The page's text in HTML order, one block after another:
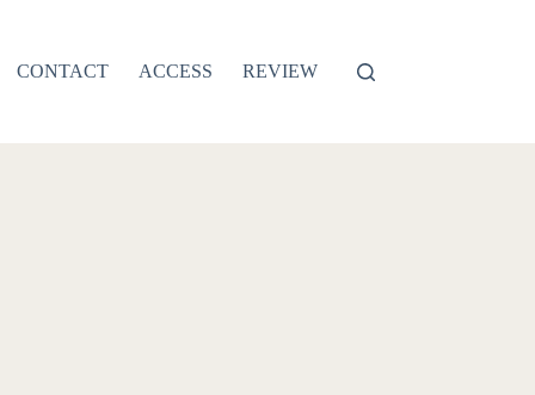
CONTACT ACCESS REVIEW